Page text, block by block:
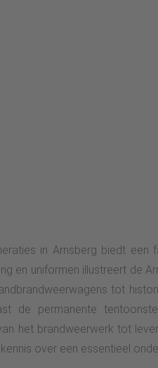
in Arnsberg biedt
en uniformen illustreert de
tot
de permanente
het brandweerwerk tot
over een essentieel